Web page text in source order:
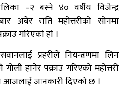
–२ बस्ने ४० वर्षीय विजेन्द्र
अबेर राति महोत्तरीको सोनमा
गरिएको हो ।
प्रहरीले नियन्त्रणमा लिन
हानेर पक्राउ गरिएको महोत्तरी
आजलाई जानकारी दिएको छ ।